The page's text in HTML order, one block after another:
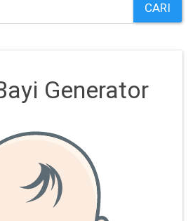
CARI
Generator